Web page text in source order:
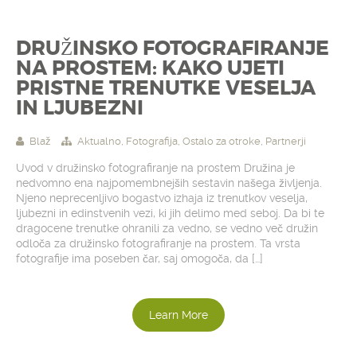
DRUŽINSKO FOTOGRAFIRANJE
NA PROSTEM: KAKO UJETI
PRISTNE TRENUTKE VESELJA
IN LJUBEZNI
Blaž Aktualno, Fotografija, Ostalo za otroke, Partnerji
Uvod v družinsko fotografiranje na prostem Družina je
nedvomno ena najpomembnejših sestavin našega življenja.
Njeno neprecenljivo bogastvo izhaja iz trenutkov veselja,
ljubezni in edinstvenih vezi, ki jih delimo med seboj. Da bi te
dragocene trenutke ohranili za vedno, se vedno več družin
odloča za družinsko fotografiranje na prostem. Ta vrsta
fotografije ima poseben čar, saj omogoča, da […]
Learn More